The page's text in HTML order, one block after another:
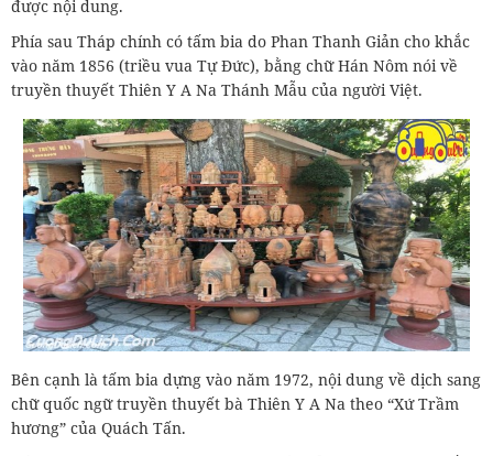
được nội dung.
Phía sau Tháp chính có tấm bia do Phan Thanh Giản cho khắc
vào năm 1856 (triều vua Tự Đức), bằng chữ Hán Nôm nói về
truyền thuyết Thiên Y A Na Thánh Mẫu của người Việt.
Bên cạnh là tấm bia dựng vào năm 1972, nội dung về dịch sang
chữ quốc ngữ truyền thuyết bà Thiên Y A Na theo “Xứ Trầm
hương” của Quách Tấn.